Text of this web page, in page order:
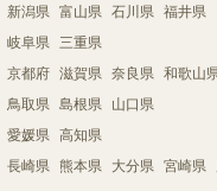
新潟県 富山県 石川県 福井県
岐阜県 三重県
京都府 滋賀県 奈良県 和歌山
鳥取県 島根県 山口県
愛媛県 高知県
長崎県 熊本県 大分県 宮崎県